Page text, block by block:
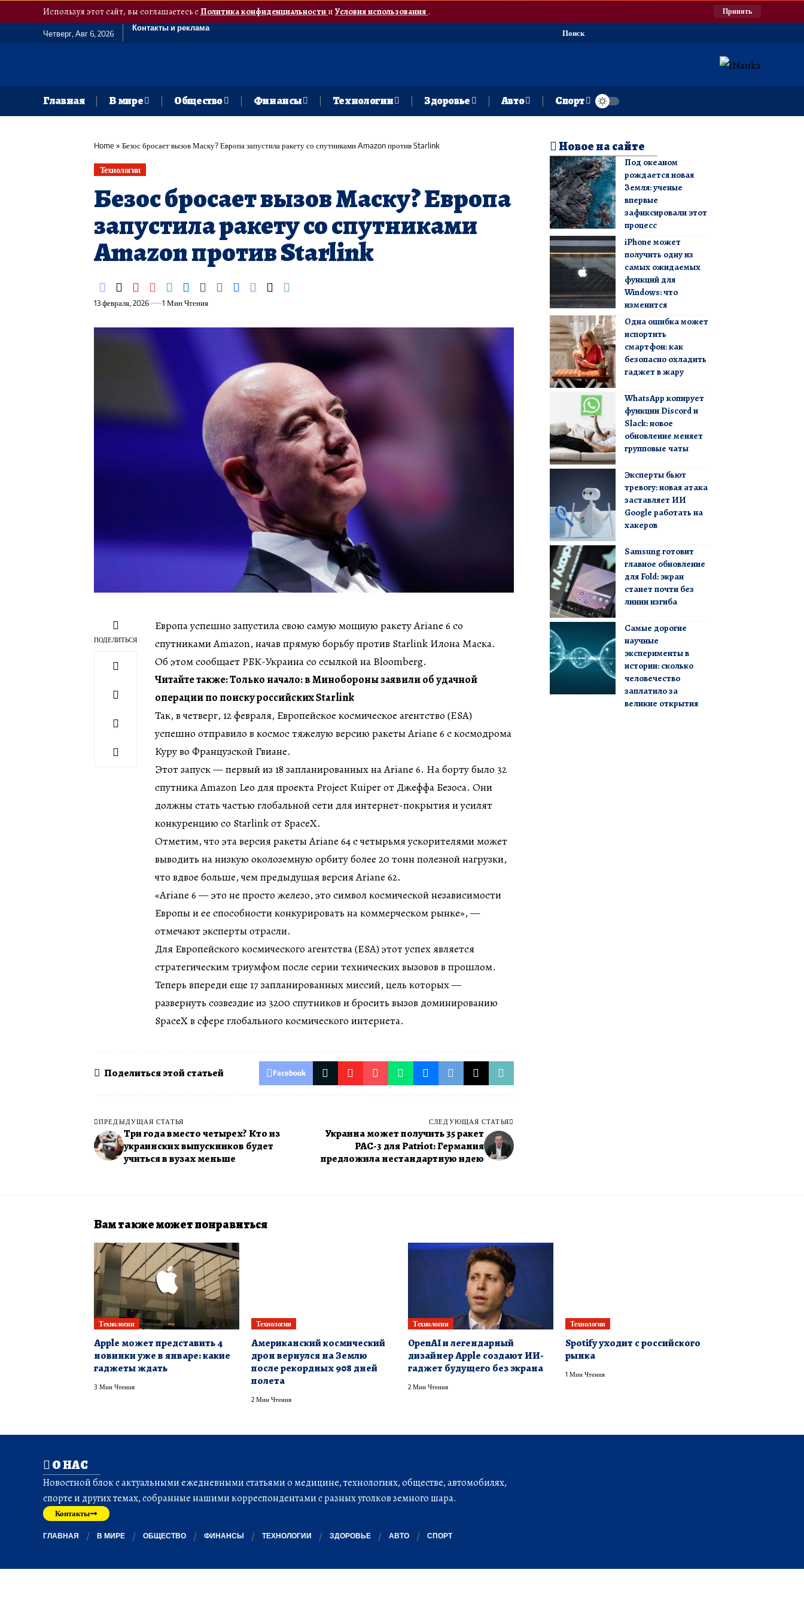
Используя этот сайт, вы соглашаетесь сПолитика конфиденциальностии Условия использования. Принять
Четверг, Авг 6, 2026
Контакты и реклама
Поиск
Главная В мире Общество Финансы Технологии Здоровье Авто Спорт
Home» Безос бросает вызов Маску? Европа запустила ракету со спутниками Amazon против Starlink
Технологии
Безос бросает вызов Маску? Европа
запустила ракету со спутниками
Amazon против Starlink
13 февраля, 2026 1 Мин Чтения
ПОДЕЛИТЬСЯ
Европа успешно запустила свою самую мощную ракету Ariane 6 со
спутниками Amazon, начав прямую борьбу против Starlink Илона Маска.
Об этом сообщает РБК-Украина со ссылкой на Вloomberg.
Читайте также: Только начало: в Минобороны заявили об удачной
операции по поиску российских Starlink
Так, в четверг, 12 февраля, Европейское космическое агентство (ESA)
успешно отправило в космос тяжелую версию ракеты Ariane 6 с космодрома
Куру во Французской Гвиане.
Этот запуск — первый из 18 запланированных на Ariane 6. На борту было 32
спутника Amazon Leo для проекта Project Kuiper от Джеффа Безоса. Они
должны стать частью глобальной сети для интернет-покрытия и усилят
конкуренцию со Starlink от SpaceX.
Отметим, что эта версия ракеты Ariane 64 с четырьмя ускорителями может
выводить на низкую околоземную орбиту более 20 тонн полезной нагрузки,
что вдвое больше, чем предыдущая версия Ariane 62.
«Ariane 6 — это не просто железо, это символ космической независимости
Европы и ее способности конкурировать на коммерческом рынке», —
отмечают эксперты отрасли.
Для Европейского космического агентства (ESA) этот успех является
стратегическим триумфом после серии технических вызовов в прошлом.
Теперь впереди еще 17 запланированных миссий, цель которых —
развернуть созвездие из 3200 спутников и бросить вызов доминированию
SpaceX в сфере глобального космического интернета.
Поделиться этой статьей Facebook
ПРЕДЫДУЩАЯ СТАТЬЯ
Три года вместо четырех? Кто из
украинских выпускников будет
учиться в вузах меньше
СЛЕДУЮЩАЯ СТАТЬЯ
Украина может получить 35 ракет
PAC-3 для Patriot: Германия
предложила нестандартную идею
Новое на сайте
Под океаном
рождается новая
Земля: ученые
впервые
зафиксировали этот
процесс
iPhone может
получить одну из
самых ожидаемых
функций для
Windows: что
изменится
Одна ошибка может
испортить
смартфон: как
безопасно охладить
гаджет в жару
WhatsApp копирует
функции Discord и
Slack: новое
обновление меняет
групповые чаты
Эксперты бьют
тревогу: новая атака
заставляет ИИ
Google работать на
хакеров
Samsung готовит
главное обновление
для Fold: экран
станет почти без
линии изгиба
Самые дорогие
научные
эксперименты в
истории: сколько
человечество
заплатило за
великие открытия
Вам также может понравиться
Технологии
Apple может представить 4
новинки уже в январе: какие
гаджеты ждать
3 Мин Чтения
Технологии
Американский космический
дрон вернулся на Землю
после рекордных 908 дней
полета
2 Мин Чтения
Технологии
OpenAI и легендарный
дизайнер Apple создают ИИ-
гаджет будущего без экрана
2 Мин Чтения
Технологии
Spotify уходит с российского
рынка
1 Мин Чтения
О НАС
Новостной блок с актуальными ежедневными статьями о медицине, технологиях, обществе, автомобилях,
спорте и других темах, собранные нашими корреспондентами с разных уголков земного шара.
Контакты
ГЛАВНАЯ В МИРЕ ОБЩЕСТВО ФИНАНСЫ ТЕХНОЛОГИИ ЗДОРОВЬЕ АВТО СПОРТ